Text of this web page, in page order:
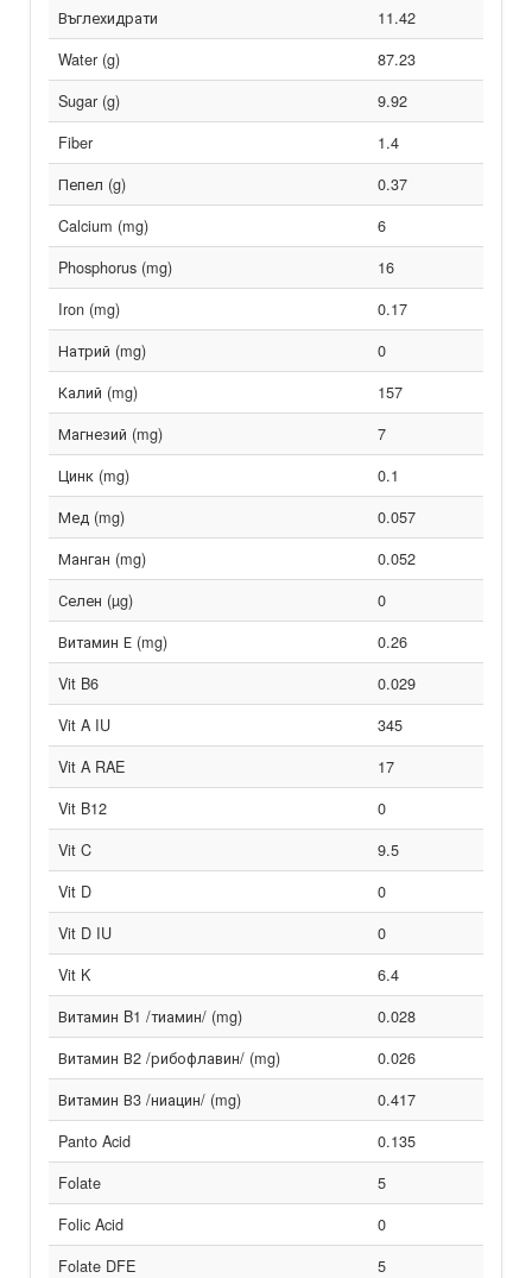
Въглехидрати
11.42
Water (g)
87.23
Sugar (g)
9.92
Fiber
1.4
Пепел (g)
0.37
Calcium (mg)
6
Phosphorus (mg)
16
Iron (mg)
0.17
Натрий (mg)
0
Калий (mg)
157
Магнезий (mg)
7
Цинк (mg)
0.1
Мед (mg)
0.057
Манган (mg)
0.052
Селен (µg)
0
Витамин Е (mg)
0.26
Vit B6
0.029
Vit A IU
345
Vit A RAE
17
Vit B12
0
Vit C
9.5
Vit D
0
Vit D IU
0
Vit K
6.4
Витамин B1 /тиамин/ (mg)
0.028
Витамин В2 /рибофлавин/ (mg)
0.026
Витамин В3 /ниацин/ (mg)
0.417
Panto Acid
0.135
Folate
5
Folic Acid
0
Folate DFE
5